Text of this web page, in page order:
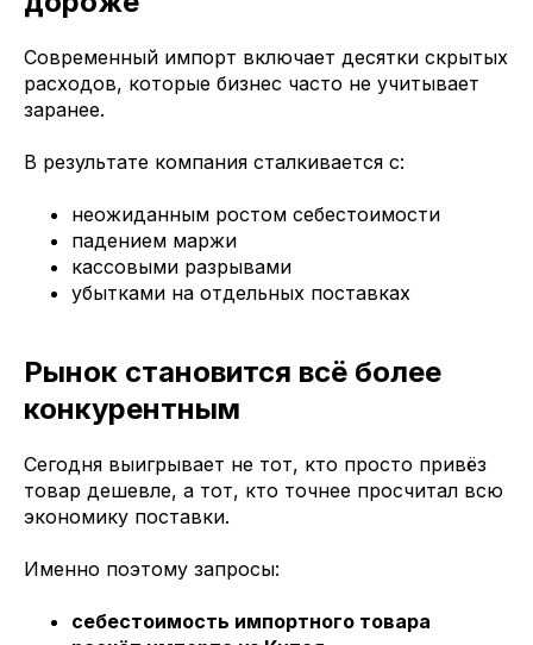
Современный импорт включает десятки скрытых
расходов, которые бизнес часто не учитывает
заранее.
В результате компания сталкивается с:
неожиданным ростом себестоимости
падением маржи
кассовыми разрывами
убытками на отдельных поставках
Рынок становится всё более
конкурентным
Сегодня выигрывает не тот, кто просто привёз
товар дешевле, а тот, кто точнее просчитал всю
экономику поставки.
Именно поэтому запросы:
себестоимость импортного товара